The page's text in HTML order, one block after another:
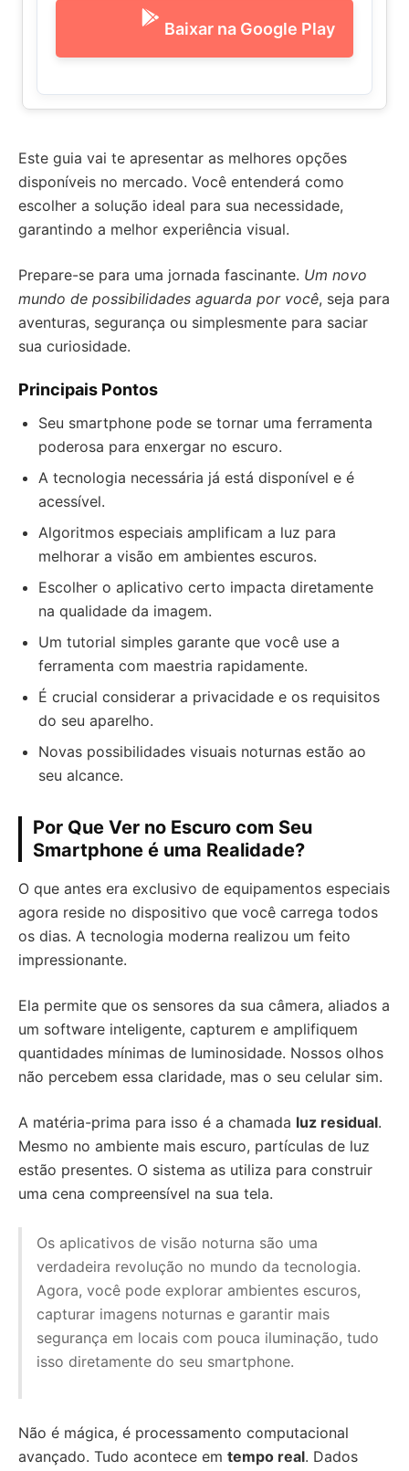
Baixar na Google Play
Este guia vai te apresentar as melhores opções
disponíveis no mercado. Você entenderá como
escolher a solução ideal para sua necessidade,
garantindo a melhor experiência visual.
Prepare-se para uma jornada fascinante. Um novo
mundo de possibilidades aguarda por você, seja para
aventuras, segurança ou simplesmente para saciar
sua curiosidade.
Principais Pontos
Seu smartphone pode se tornar uma ferramenta
poderosa para enxergar no escuro.
A tecnologia necessária já está disponível e é
acessível.
Algoritmos especiais amplificam a luz para
melhorar a visão em ambientes escuros.
Escolher o aplicativo certo impacta diretamente
na qualidade da imagem.
Um tutorial simples garante que você use a
ferramenta com maestria rapidamente.
É crucial considerar a privacidade e os requisitos
do seu aparelho.
Novas possibilidades visuais noturnas estão ao
seu alcance.
Por Que Ver no Escuro com Seu
Smartphone é uma Realidade?
O que antes era exclusivo de equipamentos especiais
agora reside no dispositivo que você carrega todos
os dias. A tecnologia moderna realizou um feito
impressionante.
Ela permite que os sensores da sua câmera, aliados a
um software inteligente, capturem e amplifiquem
quantidades mínimas de luminosidade. Nossos olhos
não percebem essa claridade, mas o seu celular sim.
A matéria-prima para isso é a chamada luz residual.
Mesmo no ambiente mais escuro, partículas de luz
estão presentes. O sistema as utiliza para construir
uma cena compreensível na sua tela.
Os aplicativos de visão noturna são uma
verdadeira revolução no mundo da tecnologia.
Agora, você pode explorar ambientes escuros,
capturar imagens noturnas e garantir mais
segurança em locais com pouca iluminação, tudo
isso diretamente do seu smartphone.
Não é mágica, é processamento computacional
avançado. Tudo acontece em tempo real. Dados